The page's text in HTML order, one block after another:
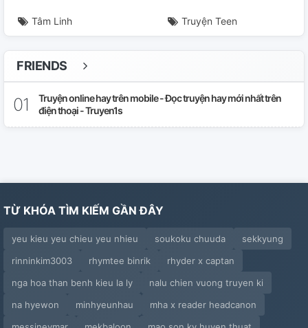
Tâm Linh Truyện Teen
FRIENDS
Truyện online hay trên mobile - Đọc truyện hay mới nhất trên
điện thoại - Truyen1s
TỪ KHÓA TÌM KIẾM GẦN ĐÂY
yeu kieu yeu chieu yeu nhieu soukoku chuuda
sekkyung
rinninkim3003
rhymtee binrik
rhyder x captan
nga hoa than benh kieu la ly
nalu chien vuong truyen ki
na hyewon
minhyeunhau
mha x reader headcanon